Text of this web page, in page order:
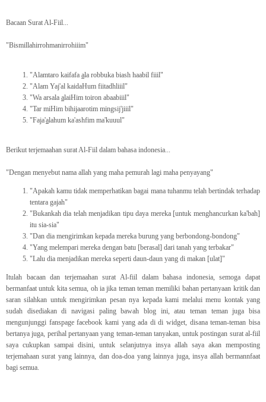
Bacaan Surat Al-Fiil...
"Bismillahirrohmanirrohiiim"
"Alamtaro kaifafa ala robbuka biash haabil fiiil"
"Alam Yaj'al kaidaHum fiitadhliiil"
"Wa arsala alaiHim toiron abaabiiil"
"Tar miHim bihijaarotim mingsij'jiiil"
"Faja'alahum ka'ashfim ma'kuuul"
Berikut terjemaahan surat Al-Fiil dalam bahasa indonesia...
"Dengan menyebut nama allah yang maha pemurah lagi maha penyayang"
"Apakah kamu tidak memperhatikan bagai mana tuhanmu telah bertindak terhadap
tentara gajah"
"Bukankah dia telah menjadikan tipu daya mereka [untuk menghancurkan ka'bah]
itu sia-sia"
"Dan dia mengirimkan kepada mereka burung yang berbondong-bondong"
"Yang melempari mereka dengan batu [berasal] dari tanah yang terbakar"
"Lalu dia menjadikan mereka seperti daun-daun yang di makan [ulat]"
Itulah bacaan dan terjemaahan surat Al-fiil dalam bahasa indonesia, semoga dapat
bermanfaat untuk kita semua, oh ia jika teman teman memiliki bahan pertanyaan kritik dan
saran silahkan untuk mengirimkan pesan nya kepada kami melalui menu kontak yang
sudah disediakan di navigasi paling bawah blog ini, atau teman teman juga bisa
mengunjunggi fanspage facebook kami yang ada di di widget, disana teman-teman bisa
bertanya juga, perihal pertanyaan yang teman-teman tanyakan, untuk postingan surat al-fiil
saya cukupkan sampai disini, untuk selanjutnya insya allah saya akan memposting
terjemahaan surat yang lainnya, dan doa-doa yang lainnya juga, insya allah bermannfaat
bagi semua.